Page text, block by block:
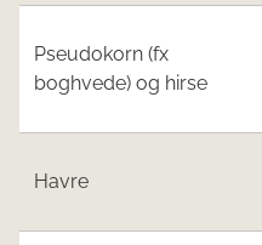
Pseudokorn (fx
boghvede) og hirse
Havre